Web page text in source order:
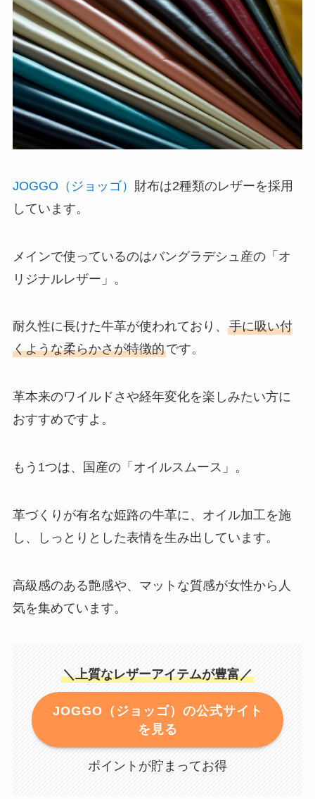
JOGGO（ジョッゴ） 財布は2種類のレザーを採用
しています。
メインで使っているのはバングラデシュ産の「オ
リジナルレザー」。
耐久性に長けた牛革が使われており、 手に吸い付
くような柔らかさが特徴的です。
革本来のワイルドさや経年変化を楽しみたい方に
おすすめですよ。
もう1つは、国産の「オイルスムース」。
革づくりが有名な姫路の牛革に、オイル加工を施
し、しっとりとした表情を生み出しています。
高級感のある艶感や、マットな質感が女性から人
気を集めています。
＼上質なレザーアイテムが豊富／
JOGGO（ジョッゴ）の公式サイト
を見る
ポイントが貯まってお得